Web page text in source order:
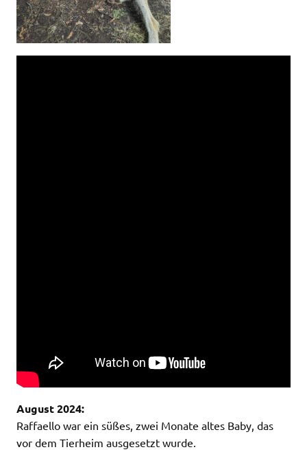
August 2024:
Raffaello war ein süßes, zwei Monate altes Baby, das
vor dem Tierheim ausgesetzt wurde.